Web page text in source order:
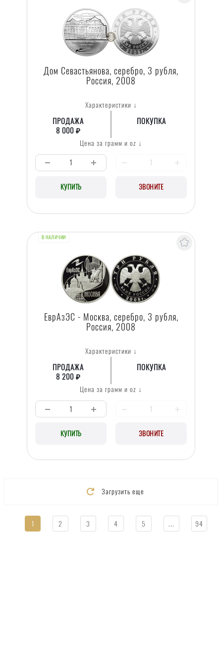
Дом Севастьянова, серебро, 3 рубля,
Россия, 2008
Характеристики ↓
ПРОДАЖА
8 000 ₽
ПОКУПКА
Цена за грамм и oz ↓
КУПИТЬ ЗВОНИТЕ
В НАЛИЧИИ
ЕврАзЭС - Москва, серебро, 3 рубля,
Россия, 2008
Характеристики ↓
ПРОДАЖА
8 200 ₽
ПОКУПКА
Цена за грамм и oz ↓
КУПИТЬ ЗВОНИТЕ
Загрузить еще
1 2 3 4 5 ... 94